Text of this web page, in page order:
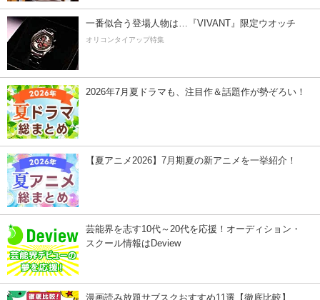
一番似合う登場人物は…『VIVANT』限定ウオッチ
オリコンタイアップ特集
2026年7月夏ドラマも、注目作＆話題作が勢ぞろい！
【夏アニメ2026】7月期夏の新アニメを一挙紹介！
芸能界を志す10代～20代を応援！オーディション・
スクール情報はDeview
漫画読み放題サブスクおすすめ11選【徹底比較】